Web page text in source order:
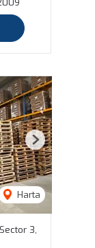
Harta
Next
3,